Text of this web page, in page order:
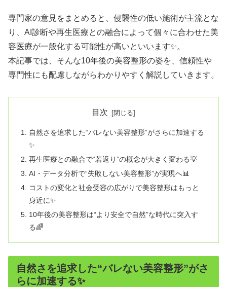
専門家の意見をまとめると、侵襲性の低い施術が主流とな
り、AI診断や再生医療との融合によって個々に合わせた美
容医療が一般化する可能性が高いといいます✨。
本記事では、そんな10年後の美容整形の姿を、信頼性や
専門性にも配慮しながらわかりやすく解説していきます。
目次
自然さを追求した“バレない美容整形”がさらに加速する
✨
再生医療との融合で“若返り”の概念が大きく変わる💡
AI・データ分析で“失敗しない美容整形”が実現へ📊
コストの変化と社会受容の広がりで美容整形はもっと
身近に✨
10年後の美容整形は“より安全で自然”な時代に突入す
る🌈
自然さを追求した“バレない美容整形”がさ
らに加速する✨